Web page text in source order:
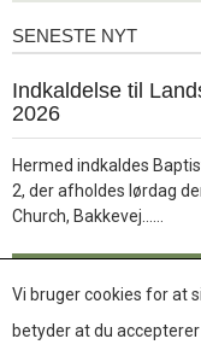
Seneste
SENESTE NYT
1.
jul.
Indkaldelse til
2026
Hermed indkaldes
2, der afholdes lørdag
Church, Bakkevej……
Vi bruger cookies for at
betyder at du accepterer